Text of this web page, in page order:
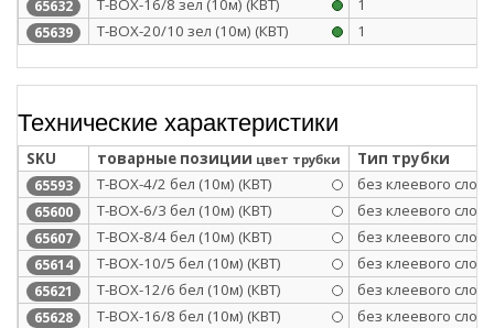
65632 Т-BOX-16/8 зел (10м) (КВТ) 1
65639 Т-BOX-20/10 зел (10м) (КВТ) 1
Технические характеристики
SKU товарные позиции цвет трубки Тип трубки
65593 Т-BOX-4/2 бел (10м) (КВТ) без клеевого слоя
65600 Т-BOX-6/3 бел (10м) (КВТ) без клеевого слоя
65607 Т-BOX-8/4 бел (10м) (КВТ) без клеевого слоя
65614 Т-BOX-10/5 бел (10м) (КВТ) без клеевого слоя
65621 Т-BOX-12/6 бел (10м) (КВТ) без клеевого слоя
65628 Т-BOX-16/8 бел (10м) (КВТ) без клеевого слоя